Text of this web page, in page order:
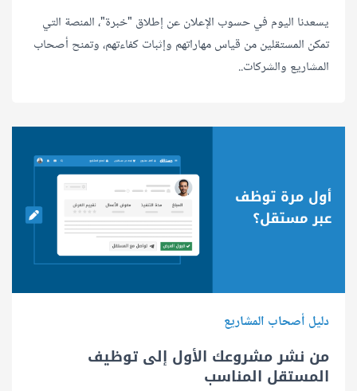
يسعدنا اليوم في حسوب الإعلان عن إطلاق "خبرة"، المنصة التي
تمكن المستقلين من قياس مهاراتهم وإثبات كفاءتهم، وتمنح أصحاب
المشاريع والشركات..
دليل أصحاب المشاريع
من نشر مشروعك الأول إلى توظيف
المستقل المناسب